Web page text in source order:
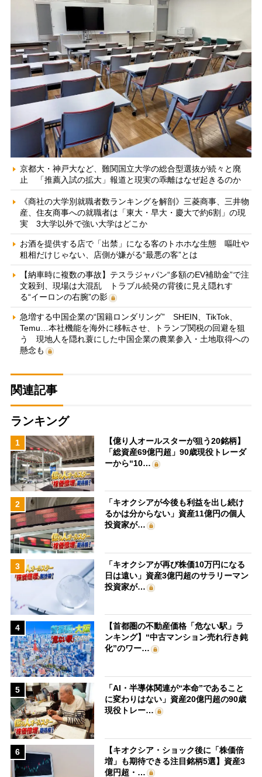
京都大・神戸大など、難関国立大学の総合型選抜が続々と廃
止 「推薦入試の拡大」報道と現実の乖離はなぜ起きるのか
《商社の大学別就職者数ランキングを解剖》三菱商事、三井物
産、住友商事への就職者は「東大・早大・慶大で約6割」の現
実 3大学以外で強い大学はどこか
お酒を提供する店で「出禁」になる客のトホホな生態 嘔吐や
粗相だけじゃない、店側が嫌がる“最悪の客”とは
【納車時に複数の事故】テスラジャパン“多額のEV補助金”で注
文殺到、現場は大混乱 トラブル続発の背後に見え隠れす
る“イーロンの右腕”の影
急増する中国企業の“国籍ロンダリング” SHEIN、TikTok、
Temu…本社機能を海外に移転させ、トランプ関税の回避を狙
う 現地人を隠れ蓑にした中国企業の農業参入・土地取得への
懸念も
関連記事
ランキング
1
【億り人オールスターが狙う20銘柄】
「総資産69億円超」90歳現役トレーダ
ーから“10…
2
「キオクシアが今後も利益を出し続け
るかは分からない」資産11億円の個人
投資家が…
3
「キオクシアが再び株価10万円になる
日は遠い」資産3億円超のサラリーマン
投資家が…
4
【首都圏の不動産価格「危ない駅」ラ
ンキング】“中古マンション売れ行き鈍
化”のワー…
5
「AI・半導体関連が“本命”であること
に変わりはない」資産20億円超の90歳
現役トレー…
6
【キオクシア・ショック後に「株価倍
増」も期待できる注目銘柄5選】資産3
億円超・…